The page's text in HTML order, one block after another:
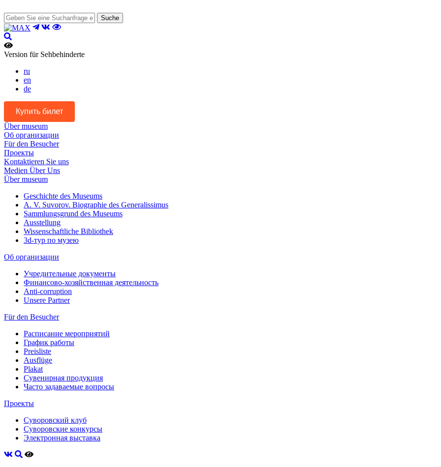
Suche
Version für Sehbehinderte
ru
en
de
Купить билет
Über museum
Об организации
Für den Besucher
Проекты
Kontaktieren Sie uns
Medien Über Uns
Über museum
Geschichte des Museums
A. V. Suvorov. Biographie des Generalissimus
Sammlungsgrund des Museums
Ausstellung
Wissenschaftliche Bibliothek
3d-тур по музею
Об организации
Учредительные документы
Финансово-хозяйственная деятельность
Anti-corruption
Unsere Partner
Für den Besucher
Расписание мероприятий
График работы
Preisliste
Ausflüge
Plakat
Сувенирная продукция
Часто задаваемые вопросы
Проекты
Суворовский клуб
Суворовские конкурсы
Электронная выставка